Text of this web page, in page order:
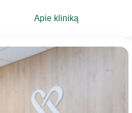
Apie kliniką